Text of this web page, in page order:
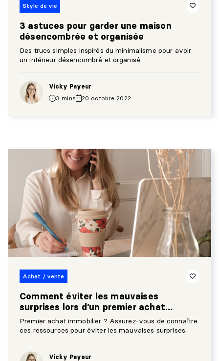
Style de vie
3 astuces pour garder une maison
désencombrée et organisée
Des trucs simples inspirés du minimalisme pour avoir
un intérieur désencombré et organisé.
Vicky Payeur
3 mins
20 octobre 2022
Achat / vente
Comment éviter les mauvaises
surprises lors d’un premier achat
immobilier
Premier achat immobilier ? Assurez-vous de connaître
ces ressources pour éviter les mauvaises surprises.
Vicky Payeur